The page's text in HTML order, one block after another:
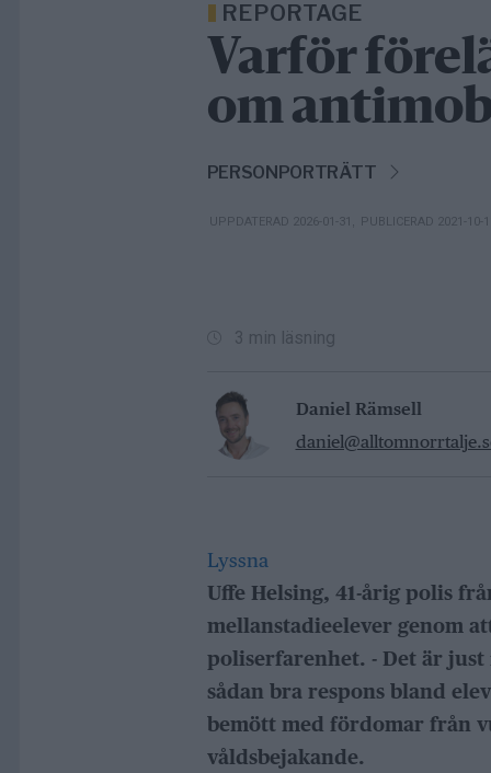
REPORTAGE
Varför
om
PERSONPORTRÄTT
UPPDATERAD 2026-01-31 , PUBLICERAD 2021-10-
3 min läsning
Daniel Rämsell
Lyssna
Uffe Helsing, 41-årig polis
mellanstadieelever genom
poliserfarenhet. - Det är
sådan bra respons bland
bemött med fördomar från
våldsbejakande.